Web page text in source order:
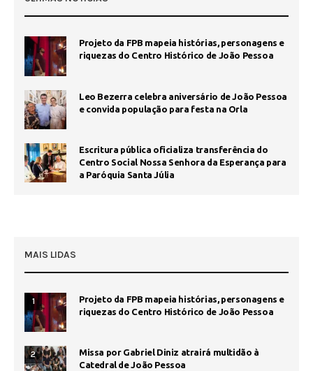
Projeto da FPB mapeia histórias, personagens e
riquezas do Centro Histórico de João Pessoa
Leo Bezerra celebra aniversário de João Pessoa
e convida população para festa na Orla
Escritura pública oficializa transferência do
Centro Social Nossa Senhora da Esperança para
a Paróquia Santa Júlia
MAIS LIDAS
1
Projeto da FPB mapeia histórias, personagens e
riquezas do Centro Histórico de João Pessoa
2
Missa por Gabriel Diniz atrairá multidão à
Catedral de João Pessoa